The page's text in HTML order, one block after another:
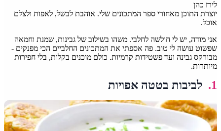
לירז כהן
יוצרת התוכן מאחורי ספר המתכונים שלי. אוהבת לבשל, לאפות ולצלם
אוכל.
אני מודה, יש לי חולשה לחלבי. משהו בשילוב של גבינות, שמנת וחמאה
שפשוט עושה לי טוב. פה אספתי את המתכונים החלביים הכי מפנקים -
מבורקס גבינה ועד פשטידות קרמיות. כולם מוכנים בקלות, בלי חפירות
מיותרות.
1. לביבות בטטה אפויות